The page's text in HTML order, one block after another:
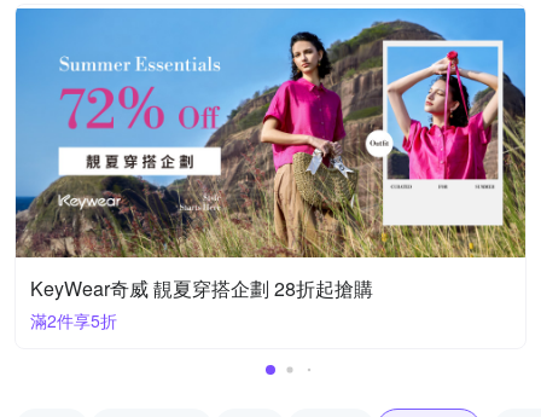
KeyWear奇威 靚夏穿搭企劃 28折起搶購
滿2件享5折